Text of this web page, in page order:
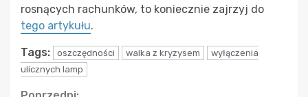
rosnących rachunków, to koniecznie zajrzyj do
tego artykułu.
Tags: oszczędności walka z kryzysem
wyłączenia
ulicznych lamp